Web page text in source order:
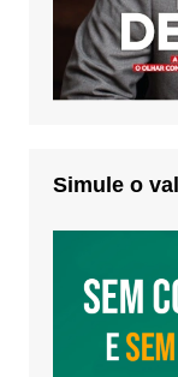
Simule o